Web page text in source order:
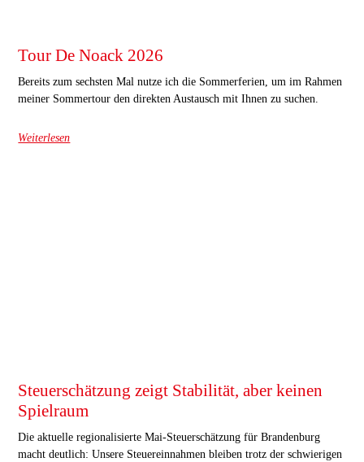
Tour De Noack 2026
Bereits zum sechsten Mal nutze ich die Sommerferien, um im Rahmen
meiner Sommertour den direkten Austausch mit Ihnen zu suchen.
Weiterlesen
Steuerschätzung zeigt Stabilität, aber keinen
Spielraum
Die aktuelle regionalisierte Mai-Steuerschätzung für Brandenburg
macht deutlich: Unsere Steuereinnahmen bleiben trotz der schwierigen